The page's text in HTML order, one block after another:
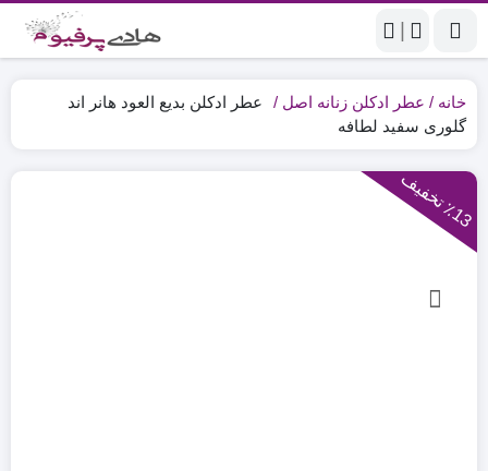
خانه عطر ادکلن زنانه اصل
عطر ادکلن بدیع العود هانر اند
گلوری سفید لطافه
٪
1
3
ت
خ
ف
ی
ف